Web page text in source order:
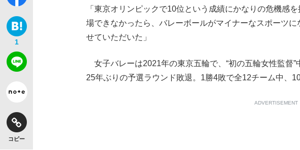
《VIVANT》頼れる相棒・ドラムが認めた“照ノ富士に激怒され...
1
コピー
「東京オリンピックで10位という成績にかなりの危機感
場できなかったら、バレーボールがマイナーなスポーツに
せていただいた」
女子バレーは2021年の東京五輪で、“初の五輪女性監督
25年ぶりの予選ラウンド敗退。1勝4敗で全12チーム中、
ADVERTISEMENT